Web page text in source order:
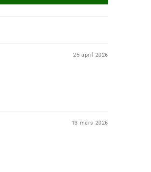
25 april 2026
13 mars 2026